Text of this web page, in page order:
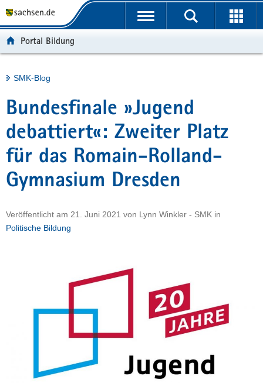
t
b
e
r
g
r
i
u
n
h
a
l
t
e
v
c
e
Portalübergreifende
Portal Bildung
Hauptinhalt
SMK-Blog
Bundesfinale »Jugend
debattiert«: Zweiter Platz
für das Romain-Rolland-
Gymnasium Dresden
Veröffentlicht am 21. Juni 2021 von Lynn Winkler - SMK in
Politische Bildung